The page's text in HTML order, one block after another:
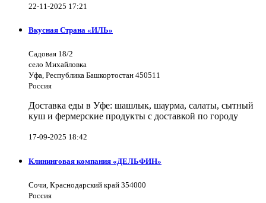
22-11-2025 17:21
Вкусная Страна «ИЛЬ»
Садовая 18/2
село Михайловка
Уфа, Республика Башкортостан 450511
Россия
Доставка еды в Уфе: шашлык, шаурма, салаты, сытный
куш и фермерские продукты с доставкой по городу
17-09-2025 18:42
Клининговая компания «ДЕЛЬФИН»
Сочи, Краснодарский край 354000
Россия